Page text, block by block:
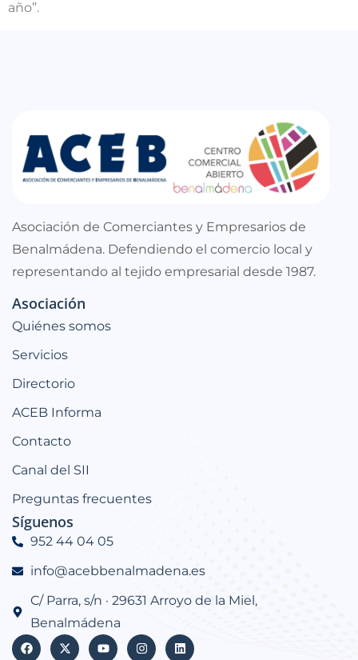
año”.
Asociación de Comerciantes y Empresarios de
Benalmádena. Defendiendo el comercio local y
representando al tejido empresarial desde 1987.
Asociación
Quiénes somos
Servicios
Directorio
ACEB Informa
Contacto
Canal del SII
Preguntas frecuentes
Síguenos
952 44 04 05
info@acebbenalmadena.es
C/ Parra, s/n · 29631 Arroyo de la Miel,
Benalmádena